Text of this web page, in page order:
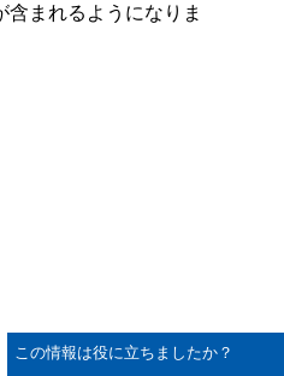
まれるようになりま
この情報は役に立ちましたか？